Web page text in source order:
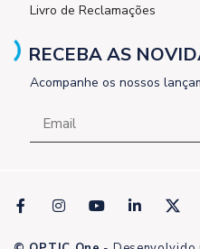
Livro de Reclamações
RECEBA AS
Acompanhe os nossos